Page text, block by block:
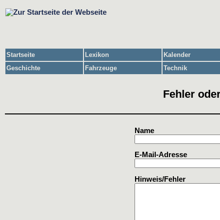
Startseite Lexikon
Kalender
Geschichte
Fahrzeuge Technik
Fehler
Name
E-Mail-Adresse
Hinweis/Fehler